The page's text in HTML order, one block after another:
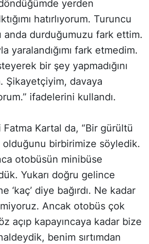
yerden
hatırlıyorum. Turuncu
anda durduğumuzu fark ettim.
yaralandığımı fark etmedim.
bir şey yapmadığını
Şikayetçiyim, davaya
ifadelerini kullandı.
Kartal da, “Bir gürültü
olduğunu birbirimize söyledik.
otobüsün minibüse
Yukarı doğru gelince
‘kaç’ diye bağırdı. Ne kadar
Ancak otobüs çok
açıp kapayıncaya kadar bize
benim sırtımdan